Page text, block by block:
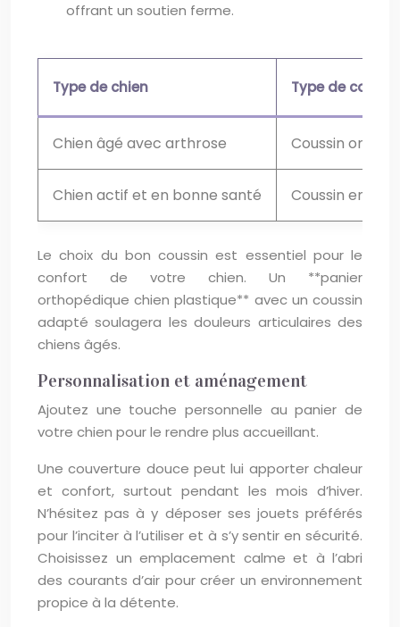
offrant un soutien ferme.
Type de chien Type de
Chien âgé avec arthrose Coussin
Chien actif et en bonne santé Coussin en
Le choix du bon coussin est essentiel pour le
confort de votre chien. Un **panier
orthopédique chien plastique** avec un coussin
adapté soulagera les douleurs articulaires des
chiens âgés.
Personnalisation et aménagement
Ajoutez une touche personnelle au panier de
votre chien pour le rendre plus accueillant.
Une couverture douce peut lui apporter chaleur
et confort, surtout pendant les mois d’hiver.
N’hésitez pas à y déposer ses jouets préférés
pour l’inciter à l’utiliser et à s’y sentir en sécurité.
Choisissez un emplacement calme et à l’abri
des courants d’air pour créer un environnement
propice à la détente.